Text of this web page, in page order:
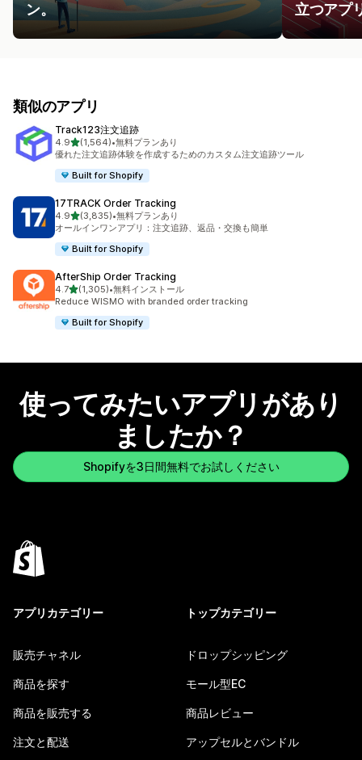
ン。
立つアプ
類似のアプリ
Track123注文追跡
4.95つ星中
(1,564)
合計レビュー数：1564件
•無料プランあり
優れた注文追跡体験を作成するためのカスタム注文追跡ツール
Built for Shopify
17TRACK Order Tracking
4.95つ星中
(3,835)
合計レビュー数：3835件
•無料プランあり
オールインワンアプリ：注文追跡、返品・交換も簡単
Built for Shopify
AfterShip Order Tracking
4.75つ星中
(1,305)
合計レビュー数：1305件
•無料インストール
Reduce WISMO with branded order tracking
Built for Shopify
使ってみたいアプリがあり
ましたか？
Shopifyを3日間無料でお試しください
アプリカテゴリー
販売チャネル
商品を探す
商品を販売する
注文と配送
トップカテゴリー
ドロップシッピング
モール型EC
商品レビュー
アップセルとバンドル